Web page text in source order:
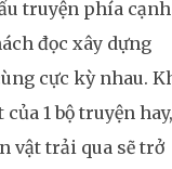
truyện phía cạnh
đọc xây dựng
cực kỳ nhau.
1 bộ truyện hay,
vật trải qua sẽ trở